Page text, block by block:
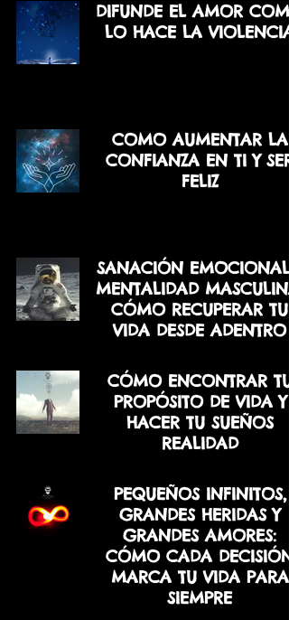
DIFUNDE EL AMOR
LO HACE LA VIOLENCIA
COMO AUMENTAR LA
CONFIANZA EN TI Y SER
FELIZ
SANACIÓN EMOCIONAL
MENTALIDAD
CÓMO RECUPERAR TU
VIDA DESDE ADENTRO
CÓMO ENCONTRAR TU
PROPÓSITO DE VIDA Y
HACER TU SUEÑOS
REALIDAD
PEQUEÑOS INFINITOS,
GRANDES HERIDAS Y
GRANDES AMORES:
CÓMO CADA DECISIÓN
MARCA TU VIDA PARA
SIEMPRE